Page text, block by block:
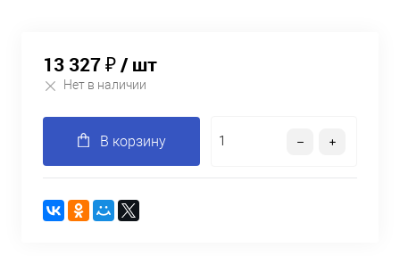
13 327 ₽/ шт
Нет в наличии
В корзину